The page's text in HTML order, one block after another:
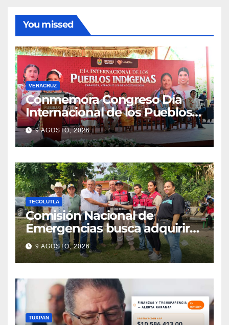
You missed
VERACRUZ
Conmemora Congreso Día
Internacional de los Pueblos
Indígenas
9 AGOSTO, 2026
TECOLUTLA
Comisión Nacional de
Emergencias busca adquirir
ambulancia para la
subdelegación de Hueytepec
9 AGOSTO, 2026
TUXPAN